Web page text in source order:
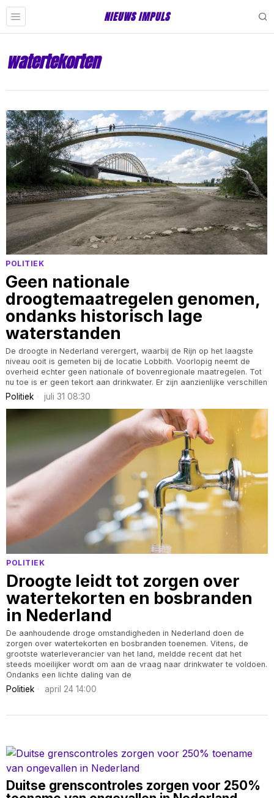
NIEUWS IMPULS
watertekorten
POLITIEK
Geen nationale
droogtemaatregelen genomen,
ondanks historisch lage
waterstanden
De droogte in Nederland verergert, waarbij de Rijn op het laagste
niveau ooit is gemeten bij de locatie Lobbith. Voorlopig neemt de
overheid echter geen nationale of bovenregionale maatregelen. Tot
nu toe is er geen tekort aan drinkwater. Er zijn aanzienlijke verschillen
Politiek juli 31 08:30
POLITIEK
Droogte leidt tot zorgen over
watertekorten en bosbranden
in Nederland
De aanhoudende droge omstandigheden in Nederland doen de
zorgen over watertekorten en bosbranden toenemen. Vitens, de
grootste waterleverancier van het land, meldde recent dat het
steeds moeilijker wordt om aan de vraag naar drinkwater te voldoen.
Ondanks een lichte daling van de
Politiek april 24 14:00
Duitse grenscontroles zorgen voor 250%